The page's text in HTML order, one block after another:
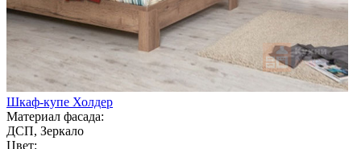
Шкаф-купе Холдер
Материал фасада:
ДСП, Зеркало
Цвет: